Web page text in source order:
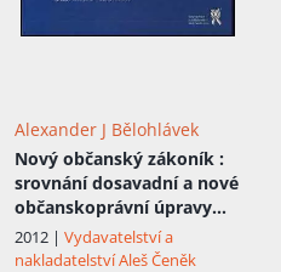
Alexander J Bělohlávek
Nový občanský zákoník :
srovnání dosavadní a nové
občanskoprávní úpravy
včetně předpisů
souvisejících
2012 | Vydavatelství a
nakladatelství Aleš Čeněk